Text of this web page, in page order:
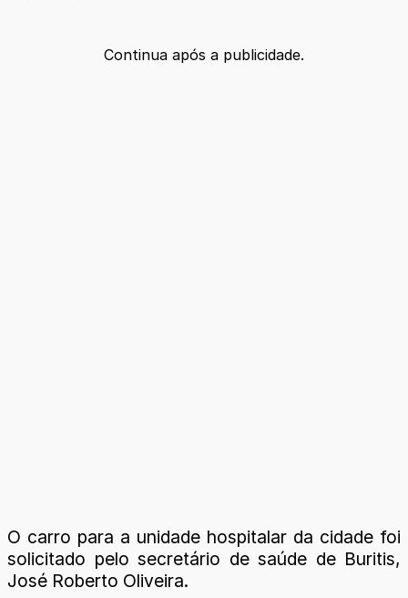
Continua após a publicidade.
O carro para a unidade hospitalar da cidade foi
solicitado pelo secretário de saúde de Buritis,
José Roberto Oliveira.